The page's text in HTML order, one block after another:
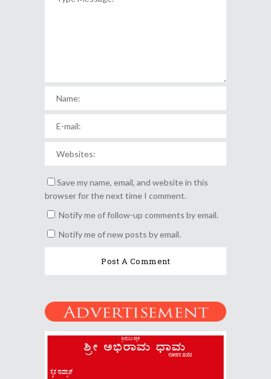
Save my name, email, and website in this
browser for the next time I comment.
Notify me of follow-up comments by email.
Notify me of new posts by email.